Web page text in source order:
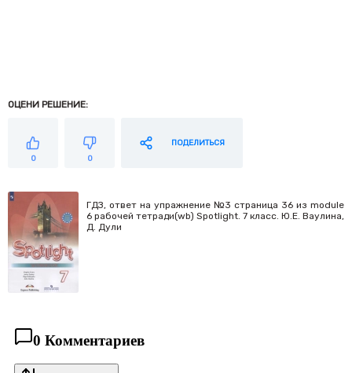
ОЦЕНИ РЕШЕНИЕ:
0 0
ПОДЕЛИТЬСЯ
ГДЗ, ответ на упражнение №3 страница 36 из module
6 рабочей тетради(wb) Spotlight. 7 класс. Ю.Е. Ваулина,
Д. Дули